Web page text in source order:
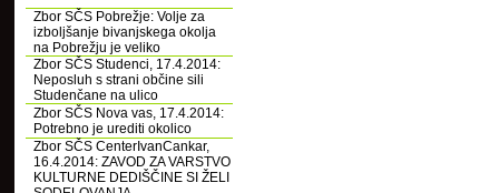
Zbor SČS Pobrežje: Volje za
izboljšanje bivanjskega okolja
na Pobrežju je veliko
Zbor SČS Studenci, 17.4.2014:
Neposluh s strani občine sili
Studenčane na ulico
Zbor SČS Nova vas, 17.4.2014:
Potrebno je urediti okolico
Zbor SČS CenterIvanCankar,
16.4.2014: ZAVOD ZA VARSTVO
KULTURNE DEDIŠČINE SI ŽELI